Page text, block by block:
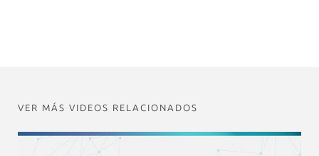
VER MÁS VIDEOS RELACIONADOS